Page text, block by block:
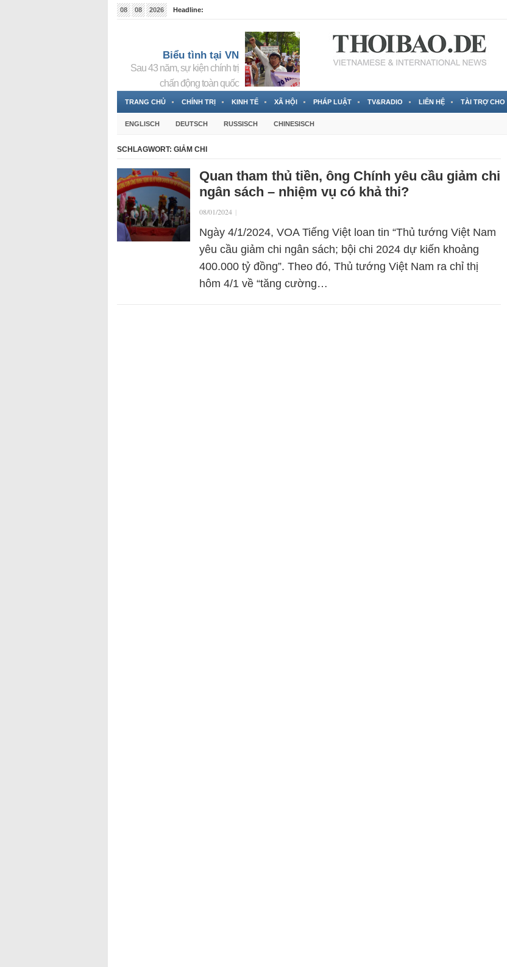
08 08 2026
Headline:
Biểu tình tại VN
Sau 43 năm, sự kiện chính trị
chấn động toàn quốc
TRANG CHỦ CHÍNH TRỊ KINH TẾ XÃ HỘI PHÁP LUẬT TV&RADIO LIÊN HỆ TÀI TRỢ
ENGLISCH DEUTSCH RUSSISCH CHINESISCH
SCHLAGWORT: GIẢM CHI
Quan tham thủ tiền, ông Chính yêu cầu giảm chi
ngân sách – nhiệm vụ có khả thi?
08/01/2024 |
Ngày 4/1/2024, VOA Tiếng Việt loan tin “Thủ tướng Việt Nam
yêu cầu giảm chi ngân sách; bội chi 2024 dự kiến khoảng
400.000 tỷ đồng”. Theo đó, Thủ tướng Việt Nam ra chỉ thị
hôm 4/1 về “tăng cường…